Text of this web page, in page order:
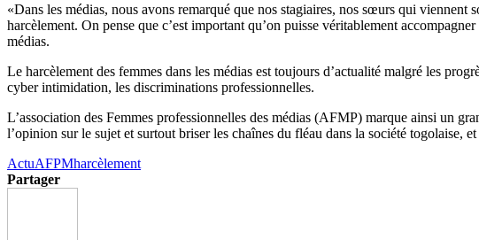
«Dans les médias, nous avons remarqué que nos stagiaires, nos sœurs qui viennent
harcèlement. On pense que c’est important qu’on puisse véritablement
médias.
Le harcèlement des femmes dans les médias est toujours d’actualité malgré les
cyberintimidation, les discriminations professionnelles.
L’association des Femmes professionnelles des médias (AFMP) marque ainsi un
l’opinion sur le sujet et surtout briser les chaînes du fléau dans la société togolaise,
ActuAFPMharcèlement
Partager